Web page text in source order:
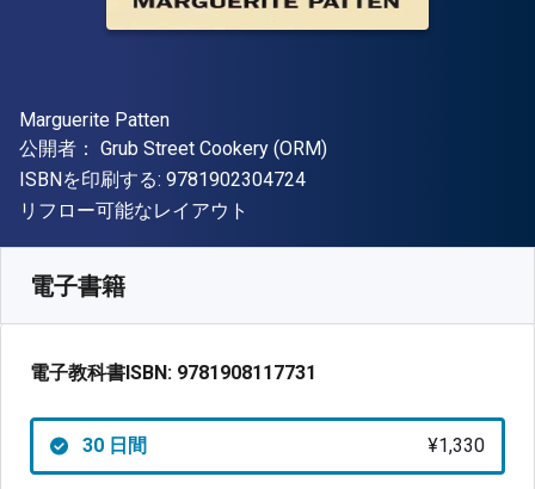
著者
Marguerite Patten
出版社
公開者： Grub Street Cookery (ORM)
ISBNを印刷する: 9781902304724"ISBN-13 9781902304724"
形式
リフロー可能なレイアウト
電子書籍
電子教科書ISBN: 9781908117731
30 日間 ¥1,330